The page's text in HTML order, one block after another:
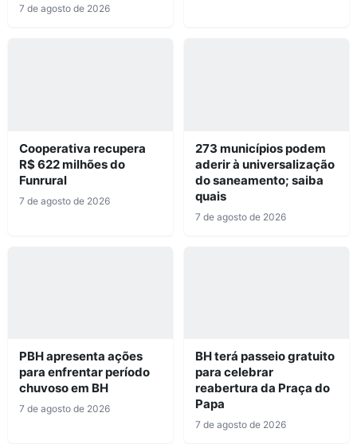
7 de agosto de 2026
Cooperativa recupera
R$ 622 milhões do
Funrural
7 de agosto de 2026
273 municípios podem
aderir à universalização
do saneamento; saiba
quais
7 de agosto de 2026
PBH apresenta ações
para enfrentar período
chuvoso em BH
7 de agosto de 2026
BH terá passeio gratuito
para celebrar
reabertura da Praça do
Papa
7 de agosto de 2026